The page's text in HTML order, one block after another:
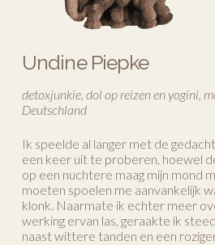
Undine Piepke
detoxjunkie, dol op reizen en yogini,
Deutschland
Ik speelde al langer met de
een keer uit te proberen, hoewel
op een nuchtere maag mijn mond
moeten spoelen me aanvankelijk
klonk. Naarmate ik echter meer
werking ervan las, geraakte ik
naast wittere tanden en een